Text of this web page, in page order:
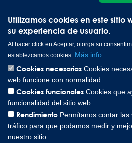
Utilizamos cookies en este sitio
su experiencia de usuario.
Al hacer click en Aceptar, otorga su
establezcamos cookies. Más info
Cookies necesarias Cookies
web funcione con normalidad.
Cookies funcionales Cookies que
funcionalidad del sitio web.
Rendimiento Permítanos contar
tráfico para que podamos medir y
nuestro sitio.